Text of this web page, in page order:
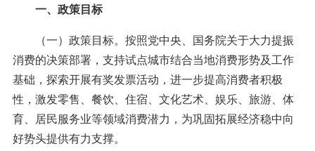
一、政策目标
（一）政策目标。按照党中央、国务院关于大力提振
消费的决策部署，支持试点城市结合当地消费形势及工作
基础，探索开展有奖发票活动，进一步提高消费者积极
性，激发零售、餐饮、住宿、文化艺术、娱乐、旅游、体
育、居民服务业等领域消费潜力，为巩固拓展经济稳中向
好势头提供有力支撑。